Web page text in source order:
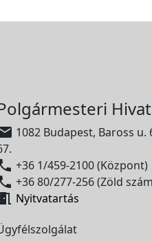
1082 Budapest, Baross u.
+36 1/459-2100 (Központ)
+36 80/277-256 (Zöld
 Nyitvatartás